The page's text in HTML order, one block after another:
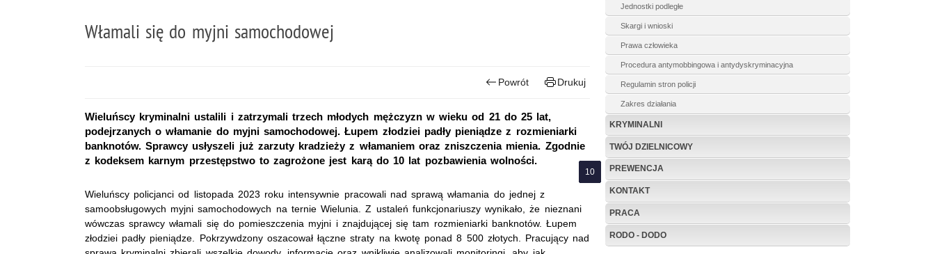
Włamali się do myjni samochodowej
Powrót Drukuj
Wieluńscy kryminalni ustalili i zatrzymali trzech młodych mężczyzn w wieku od 21 do 25 lat,
podejrzanych o włamanie do myjni samochodowej. Łupem złodziei padły pieniądze z rozmieniarki
banknotów. Sprawcy usłyszeli już zarzuty kradzieży z włamaniem oraz zniszczenia mienia. Zgodnie
z kodeksem karnym przestępstwo to zagrożone jest karą do 10 lat pozbawienia wolności.
Wieluńscy policjanci od listopada 2023 roku intensywnie pracowali nad sprawą włamania do jednej z
samoobsługowych myjni samochodowych na ternie Wielunia. Z ustaleń funkcjonariuszy wynikało, że nieznani
wówczas sprawcy włamali się do pomieszczenia myjni i znajdującej się tam rozmieniarki banknotów. Łupem
złodziei padły pieniądze. Pokrzywdzony oszacował łączne straty na kwotę ponad 8 500 złotych. Pracujący nad
Jednostki podległe
Skargi i wnioski
Prawa człowieka
Procedura antymobbingowa i antydyskryminacyjna
Regulamin stron policji
Zakres działania
KRYMINALNI
TWÓJ DZIELNICOWY
PREWENCJA
KONTAKT
PRACA
RODO - DODO